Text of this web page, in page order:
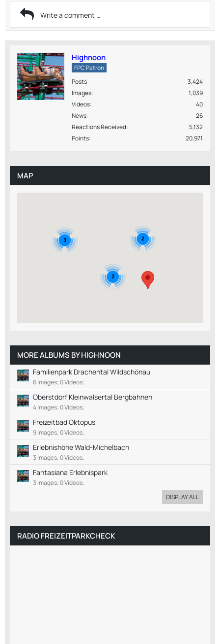
Highnoon
FPC Patron
Posts
3,424
Images
1,039
Videos
40
News
26
Reactions Received
5,132
Points
20,971
MAP
3
2
2
MORE ALBUMS BY HIGHNOON
Familienpark Drachental Wildschönau
6 Images; 0 Videos;
Oberstdorf Kleinwalsertal Bergbahnen
4 Images; 0 Videos;
Freizeitbad Oktopus
9 Images; 0 Videos;
Erlebnishöhe Wald-Michelbach
3 Images; 0 Videos;
Fantasiana Erlebnispark
3 Images; 0 Videos;
DISPLAY ALL
RADIO FREIZEITPARKCHECK